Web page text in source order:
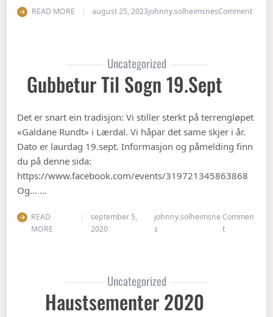
READ MORE august 25, 2023johnny.solheimsnesCommenton
Uncategorized
Gubbetur Til Sogn 19.sept
Det er snart ein tradisjon: Vi stiller sterkt på terrengløpet
«Galdane Rundt» i Lærdal. Vi håpar det same skjer i år.
Dato er laurdag 19.sept. Informasjon og påmelding finn
du på denne sida:
https://www.facebook.com/events/319721345863868
Og… …
READ
MORE
september 5,
2020
johnny.solheimsne
s
Commen
ton Gubbetur
Uncategorized
Haustsementer 2020